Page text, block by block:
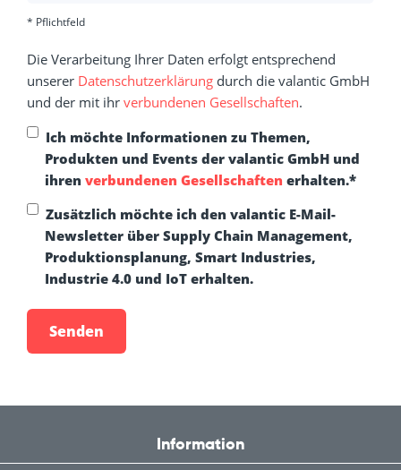
* Pflichtfeld
Die Verarbeitung Ihrer Daten erfolgt entsprechend
unserer Datenschutzerklärung durch die valantic GmbH
und der mit ihr verbundenen Gesellschaften.
Ich möchte Informationen zu Themen,
Produkten und Events der valantic GmbH und
ihren verbundenen Gesellschaften erhalten.*
Zusätzlich möchte ich den valantic E-Mail-
Newsletter über Supply Chain Management,
Produktionsplanung, Smart Industries,
Industrie 4.0 und IoT erhalten.
Information